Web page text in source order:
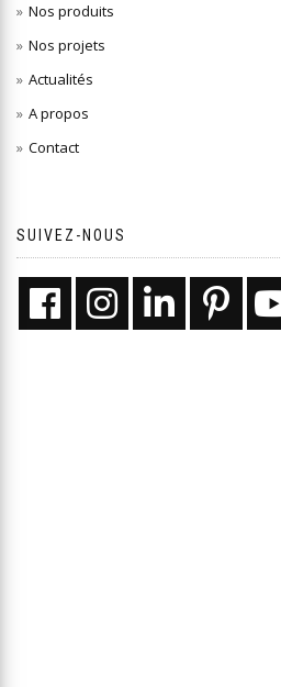
Nos produits
Nos projets
Actualités
A propos
Contact
SUIVEZ-NOUS